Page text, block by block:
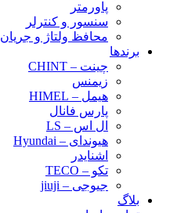
پاورمتر
سنسور و کنترلر
محافظ ولتاژ و‌ جریان
برندها
چینت – CHINT
زیمنس
هیمل – HIMEL
پارس فانال
ال اس – LS
هیوندای – Hyundai
اشنایدر
تکو – TECO
جیوجی – jiuji
بلاگ